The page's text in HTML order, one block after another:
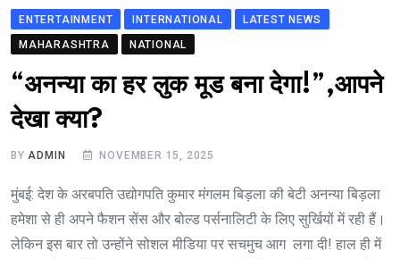
ENTERTAINMENT INTERNATIONAL
LATEST NEWS
MAHARASHTRA
NATIONAL
“अनन्या का हर लुक मूड बना देगा!”,आपने
देखा क्या?
BY ADMIN NOVEMBER 15, 2025
मुंबई: देश के अरबपति उद्योगपति कुमार मंगलम बिड़ला की बेटी अनन्या बिड़ला
हमेशा से ही अपने फैशन सेंस और बोल्ड पर्सनालिटी के लिए सुर्खियों में रही हैं।
लेकिन इस बार तो उन्होंने सोशल मीडिया पर सचमुच आग लगा दी! हाल ही में